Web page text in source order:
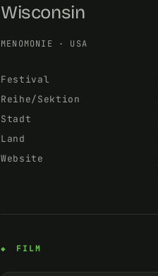
Wisconsin
MENOMONIE · USA
Festival
Reihe/Sektion
Stadt
Land
Website
FILM